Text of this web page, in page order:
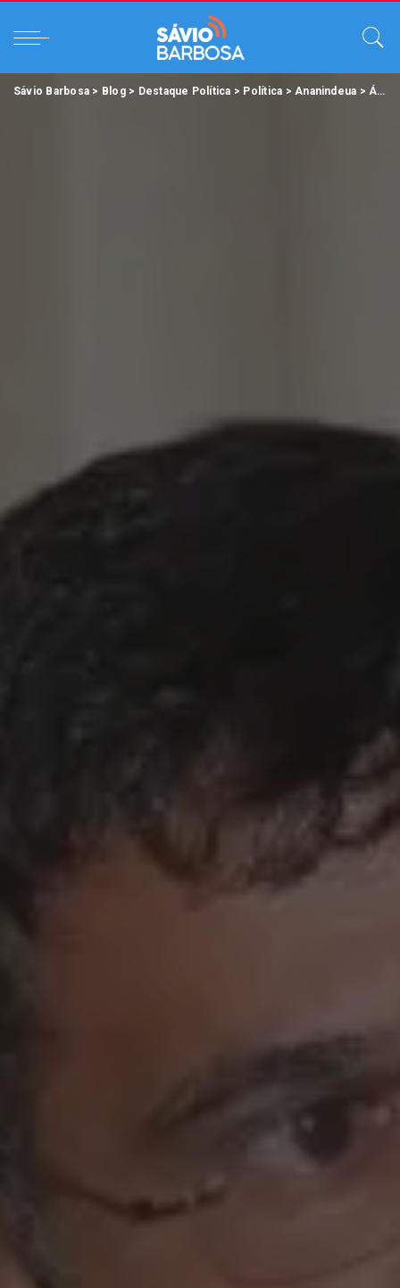
Sávio Barbosa > Blog> Destaque Política > Política >Ananindeua >Águas Lindas receberá a maior destinação de investimentos de sua história.